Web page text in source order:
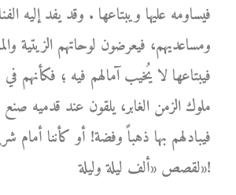
فيساومه عليها ويبتاعها . وقد يفد إليه
ومساعديهم، فيعرضون لوحاتهم الزيتية
فيبتاعها لا يُخيب آمالهم فيه ؛
ملوك الزمن الغابر، يلقون عند قدميه صنع
فيبادلهم بها ذهباً وفضة! أو كأننا أمام
لقصص «ألف ليلة وليلة»!